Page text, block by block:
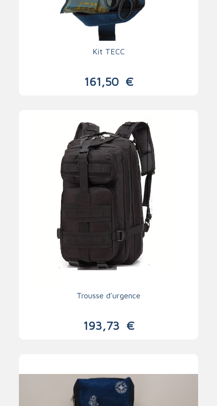
Kit TECC
161,50 €
Trousse d'urgence
193,73 €